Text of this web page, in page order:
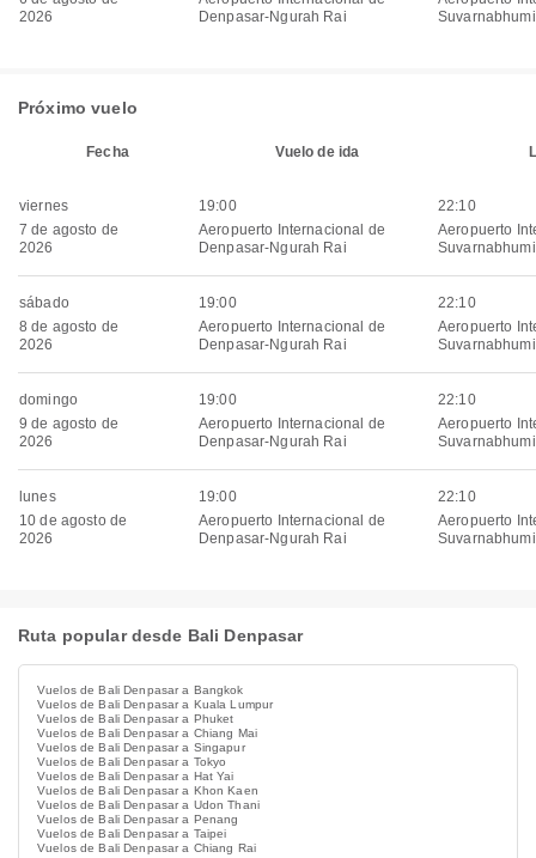
2026
Denpasar-Ngurah Rai
Suvarnabhumi
Próximo vuelo
Fecha Vuelo de ida
viernes
7 de agosto de
2026
19:00
Aeropuerto Internacional de
Denpasar-Ngurah Rai
22:10
Aeropuerto
Suvarnabhumi
sábado
8 de agosto de
2026
19:00
Aeropuerto Internacional de
Denpasar-Ngurah Rai
22:10
Aeropuerto
Suvarnabhumi
domingo
9 de agosto de
2026
19:00
Aeropuerto Internacional de
Denpasar-Ngurah Rai
22:10
Aeropuerto
Suvarnabhumi
lunes
10 de agosto de
2026
19:00
Aeropuerto Internacional de
Denpasar-Ngurah Rai
22:10
Aeropuerto
Suvarnabhumi
Ruta popular desde Bali Denpasar
Vuelos de Bali Denpasar a Bangkok
Vuelos de Bali Denpasar a Kuala Lumpur
Vuelos de Bali Denpasar a Phuket
Vuelos de Bali Denpasar a Chiang Mai
Vuelos de Bali Denpasar a Singapur
Vuelos de Bali Denpasar a Tokyo
Vuelos de Bali Denpasar a Hat Yai
Vuelos de Bali Denpasar a Khon Kaen
Vuelos de Bali Denpasar a Udon Thani
Vuelos de Bali Denpasar a Penang
Vuelos de Bali Denpasar a Taipei
Vuelos de Bali Denpasar a Chiang Rai